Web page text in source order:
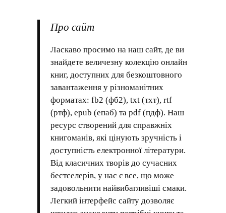
Про сайт
Ласкаво просимо на наш сайт, де ви
знайдете величезну колекцію онлайн
книг, доступних для безкоштовного
завантаження у різноманітних
форматах: fb2 (фб2), txt (тхт), rtf
(ртф), epub (епаб) та pdf (пдф). Наш
ресурс створений для справжніх
книгоманів, які цінують зручність і
доступність електронної літератури.
Від класичних творів до сучасних
бестселерів, у нас є все, що може
задовольнити найвибагливіші смаки.
Легкий інтерфейс сайту дозволяє